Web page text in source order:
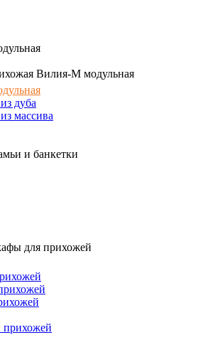
Вилия-М модульная
дуба
массива
и банкетки
для прихожей